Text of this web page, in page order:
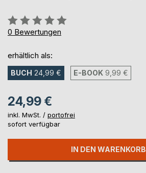
Bewertung::
0%
0 Bewertungen
erhältlich als:
BUCH 24,99 € E-BOOK 9,99 €
24,99 €
inkl. MwSt. / portofrei
sofort verfügbar
IN DEN WARENKORB